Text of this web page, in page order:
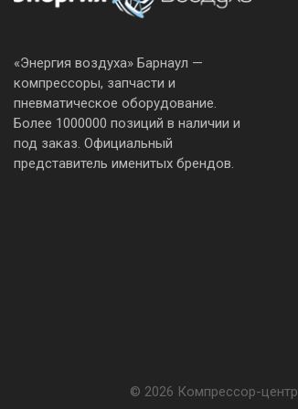
«Энергия воздуха» Барнаул —
компрессоры, запчасти и
пневматическое оборудование.
Более 1000000 позиций в наличии и
под заказ. Официальный
представитель именитых брендов.
© 2026 Компрессор-центр